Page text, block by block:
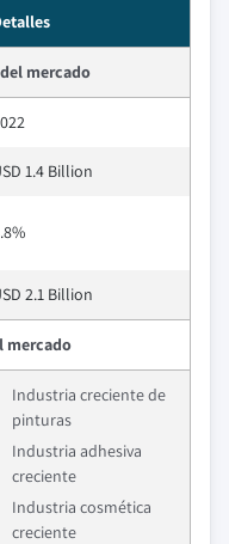
mercado
1.4 Billion
2.1 Billion
mercado
Industria creciente de
pinturas
Industria adhesiva
creciente
Industria cosmética
creciente